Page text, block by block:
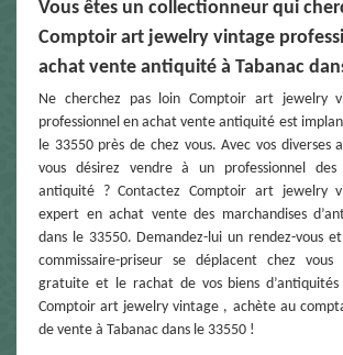
Vous êtes un collectionneur qui
Comptoir art jewelry vintage
achat vente antiquité à Tabanac
Ne cherchez pas loin Comptoir art jewelry
professionnel en achat vente antiquité est
le 33550 près de chez vous. Avec vos diverses
vous désirez vendre à un professionnel
antiquité ? Contactez Comptoir art jewelry
expert en achat vente des marchandises
dans le 33550. Demandez-lui un rendez-vous
commissaire-priseur se déplacent chez vous
gratuite et le rachat de vos biens
Comptoir art jewelry vintage , achète au
de vente à Tabanac dans le 33550 !